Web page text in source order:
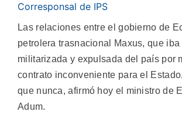
Corresponsal de IPS
Las relaciones entre el gobierno de
petrolera trasnacional Maxus, que iba
militarizada y expulsada del país por
contrato inconveniente para el
que nunca, afirmó hoy el ministro de
Adum.